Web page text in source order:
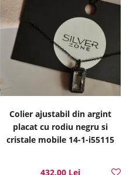
Colier ajustabil din argint
placat cu rodiu negru si
cristale mobile 14-1-i55115
432.00 Lei